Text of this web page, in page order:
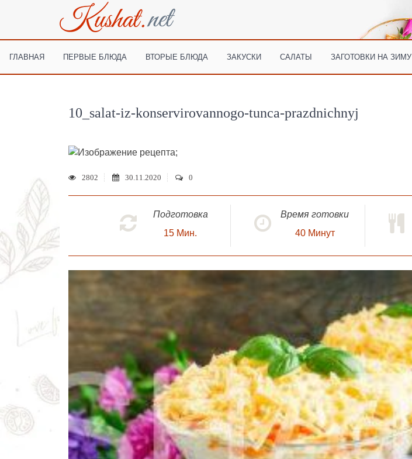
ГЛАВНАЯ ПЕРВЫЕ БЛЮДА ВТОРЫЕ БЛЮДА ЗАКУСКИ САЛАТЫ ЗАГОТОВКИ НА ЗИМУ
10_salat-iz-konservirovannogo-tunca-prazdnichnyj
;
2802 30.11.2020 0
Подготовка
15 Мин.
Время готовки
40 Минут